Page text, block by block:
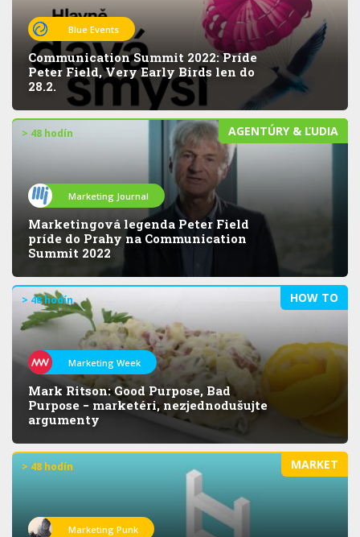
Blue Events
Communication Summit 2022: Príde
Peter Field, Very Early Birds len do
28.2.
AGENTÚRY & ĽUDIA
> 48 hodín
Marketing Journal
Marketingová legenda Peter Field
príde do Prahy na Communication
Summit 2022
HOW TO
> 48 hodín
Marketing Week
Mark Ritson: Good Purpose, Bad
Purpose − marketéri, nezjednodušujte
argumenty
MARKET
> 48 hodín
Marketing Punk